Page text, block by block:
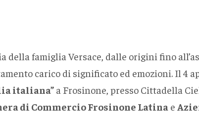
della famiglia Versace, dalle origini fino
carico di significato ed emozioni. Il 4
italiana” a Frosinone, presso Cittadella
di Commercio Frosinone Latina e